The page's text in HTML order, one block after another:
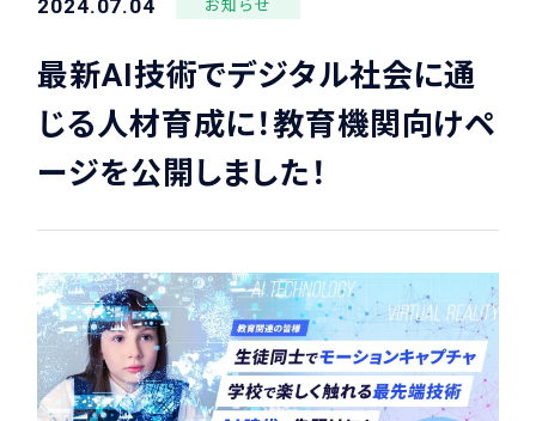
2024.07.04 お知らせ
最新AI技術でデジタル社会に通
じる人材育成に！教育機関向けペ
ージを公開しました！